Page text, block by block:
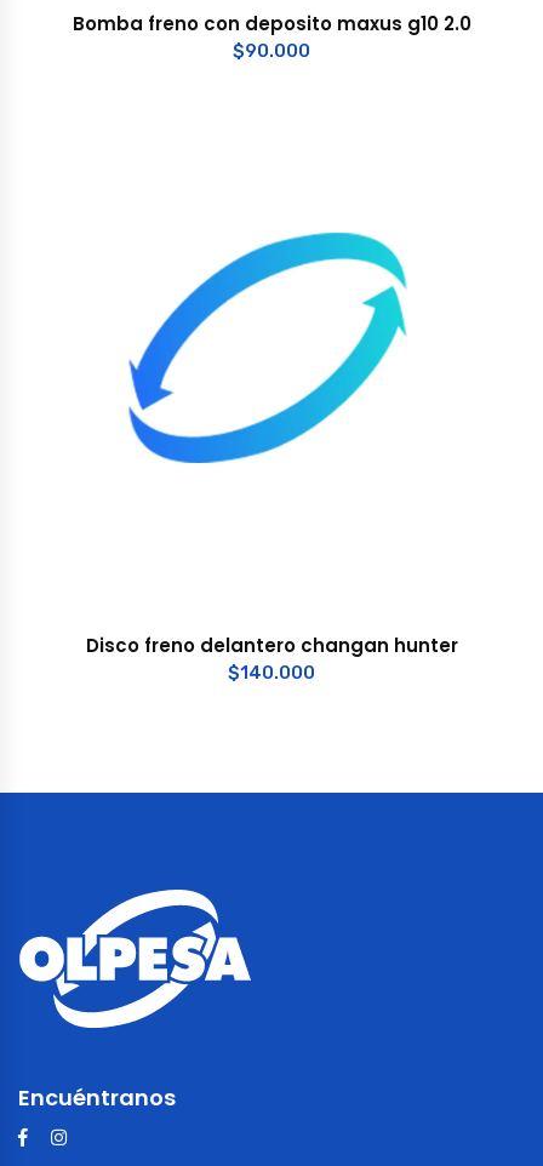
Bomba freno con deposito maxus g10 2.0
$90.000
Disco freno delantero changan hunter
$140.000
Encuéntranos